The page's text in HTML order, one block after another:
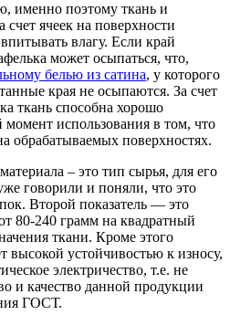
именно поэтому ткань и
счет ячеек на поверхности
влагу. Если край
может осыпаться, что,
белью из сатина, у которого
края не осыпаются. За счет
ткань способна хорошо
использования в том, что
обрабатываемых поверхностях.
– это тип сырья, для его
говорили и поняли, что это
Второй показатель — это
80-240 грамм на квадратный
ткани. Кроме этого
высокой устойчивостью к износу,
электричество, т.е. не
и качество данной продукции
ГОСТ.